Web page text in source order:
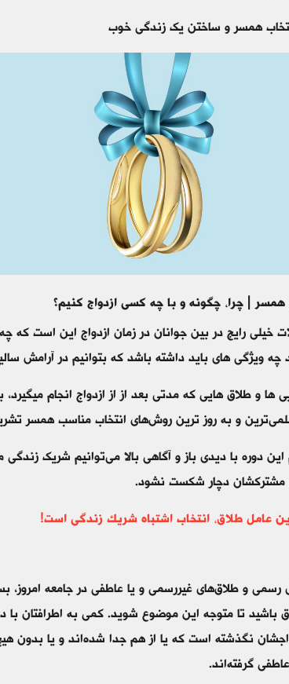
همسر و ساختن یک زندگی خوب
همسر | چرا، چگونه و با چه کسی ازدواج کنیم؟
خیلی رایج در بین جوانان در زمان ازدواج این است که چه
چه ویژگی های باید داشته باشد که بتوانیم در آرامش
ها و طلاق هایی که مدتی بعد از از ازدواج انجام
و به روز ترین روش‌های انتخاب مناسب همسر
دوره با دیدی باز و آگاهی بالا می‌توانیم شریک زندگی
مشترکشان دچار شکست نشود.
عامل طلاق، انتخاب اشتباه شریک زندگی است!
رسمی و طلاق‌های غیررسمی و یا عاطفی در جامعه امروز،
باشید تا متوجه این موضوع شوید. کمی به اطرافتان با
نگذشته است که یا از هم جدا شده‌اند و یا
گرفته‌اند.